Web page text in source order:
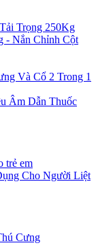
Trọng 250Kg
- Nắn Chỉnh Cột
Và Cổ 2 Trong 1
Âm Dẫn Thuốc
trẻ em
Cho Người Liệt
Cưng